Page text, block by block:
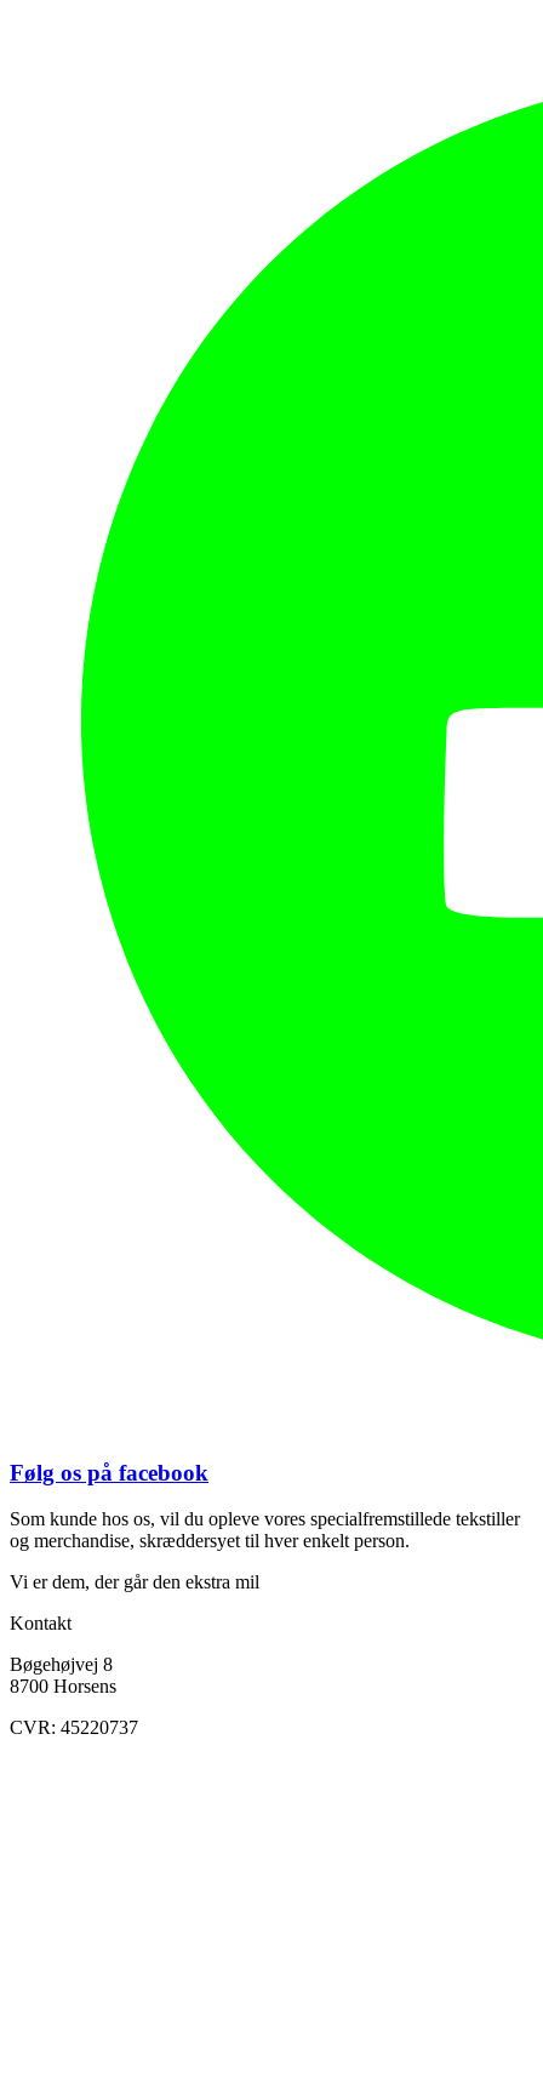
Følg os på facebook
Som kunde hos os, vil du opleve vores specialfremstillede tekstiller
og merchandise, skræddersyet til hver enkelt person.
Vi er dem, der går den ekstra mil
Kontakt
Bøgehøjvej 8
8700 Horsens
CVR: 45220737